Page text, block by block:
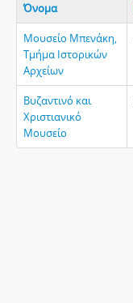
Όνομα
Μουσείο Μπενάκη,
Τμήμα Ιστορικών
Αρχείων
Βυζαντινό και
Χριστιανικό
Μουσείο